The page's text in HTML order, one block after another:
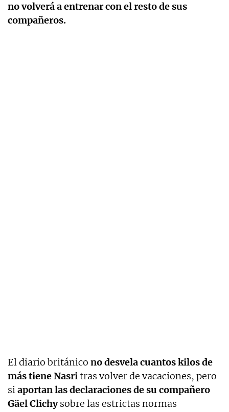
no volverá a entrenar con el resto de sus
compañeros.
El diario británico no desvela cuantos kilos de
más tiene Nasritras volver de vacaciones, pero
siaportan las declaraciones de su compañero
Gäel Clichysobre las estrictas normas